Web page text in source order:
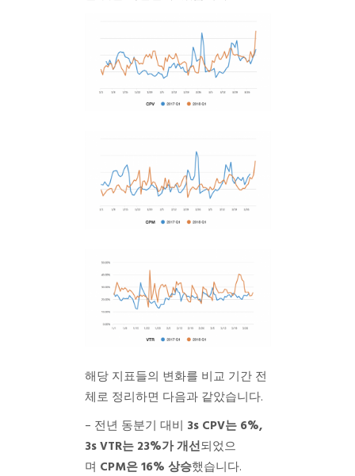
해당 지표들의 변화를 비교 기간 전
체로 정리하면 다음과 같았습니다.
– 전년 동분기 대비 3s CPV는 6%,
3s VTR는 23%가 개선되었으
며 CPM은 16% 상승했습니다.